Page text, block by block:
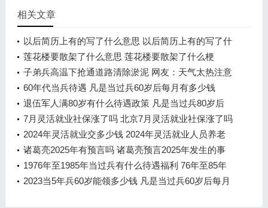
相关文章
以后简历上有的写了什么意思 以后简历上有的写了什
么情况
莲花楼要散架了什么意思 莲花楼要散架了什么梗
子弟兵高温下抢通道路清除淤泥 网友：天气太热注意
防暑也注意安全
60年代当兵待遇 凡是当过兵60岁后每月有多少钱
退伍军人满80岁有什么待遇政策 凡是当过兵80岁后
每月有多少钱
7月灵活就业社保涨了吗 北京7月灵活就业社保涨了吗
2024年灵活就业交多少钱 2024年灵活就业人员养老
金政策是什么
诸葛亮2025年有预言吗 诸葛亮预言2025年发生的事
是什么
1976年至1985年当过兵有什么待遇福利 76年至85年
当过兵有什么待遇
2023当5年兵60岁能领多少钱 凡是当过兵60岁后每月